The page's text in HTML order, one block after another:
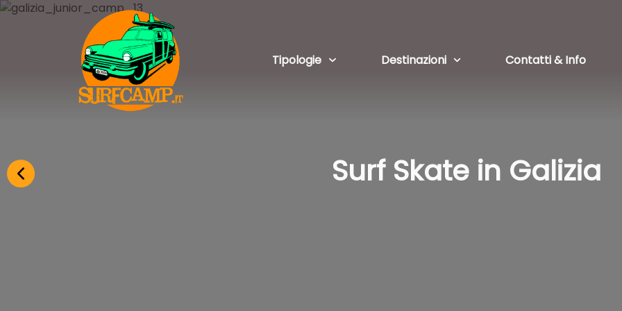
Tipologie Destinazioni Contatti & Info
Surf Skate in Galizia